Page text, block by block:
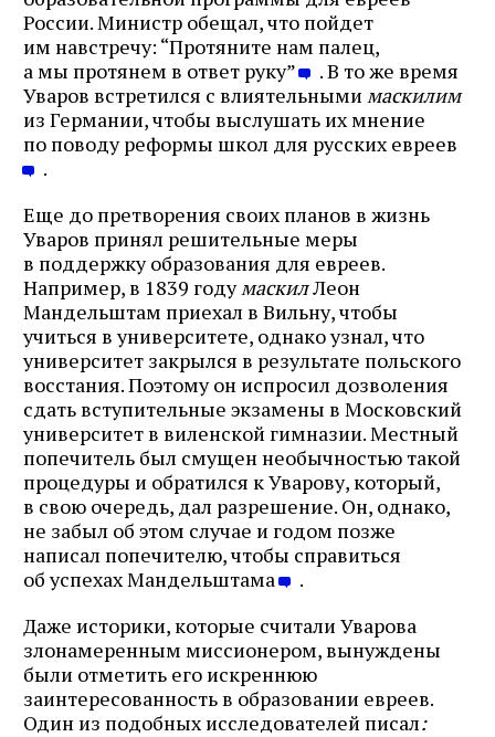
России. Министр обещал, что пойдет
им навстречу: “Протяните нам палец,
а мы протянем в ответ руку”
. В то же время
Уваров встретился с влиятельными маскилим
из Германии, чтобы выслушать их мнение
по поводу реформы школ для русских евреев
.
Еще до претворения своих планов в жизнь
Уваров принял решительные меры
в поддержку образования для евреев.
Например, в 1839 году маскилЛеон
Мандельштам приехал в Вильну, чтобы
учиться в университете, однако узнал, что
университет закрылся в результате польского
восстания. Поэтому он испросил дозволения
сдать вступительные экзамены в Московский
университет в виленской гимназии. Местный
попечитель был смущен необычностью такой
процедуры и обратился к Уварову, который,
в свою очередь, дал разрешение. Он, однако,
не забыл об этом случае и годом позже
написал попечителю, чтобы справиться
об успехах Мандельштама
.
Даже историки, которые считали Уварова
злонамеренным миссионером, вынуждены
были отметить его искреннюю
заинтересованность в образовании евреев.
Один из подобных исследователей писал:
почте
Подписаться